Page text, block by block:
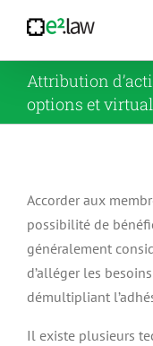
contenu
Attribution
options et
Accorder aux
possibilité de
généralement
d’alléger les
démultipliant
Il existe plusieurs